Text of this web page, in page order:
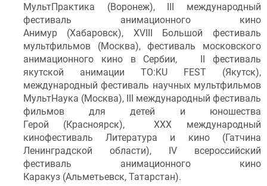
МультПрактика (Воронеж), III международный
фестиваль анимационного кино
Анимур (Хабаровск), XVIII Большой фестиваль
мультфильмов (Москва), фестиваль московского
анимационного кино в Сербии, II фестиваль
якутской анимации TO:KU FEST (Якутск),
международный фестиваль научных мультфильмов
МультНаука (Москва), III международный фестиваль
фильмов для детей и юношества
Герой (Красноярск), XXX международный
кинофестиваль Литература и кино (Гатчина
Ленинградской области), IV всероссийский
фестиваль анимационного кино
Каракуз (Альметьевск, Татарстан).